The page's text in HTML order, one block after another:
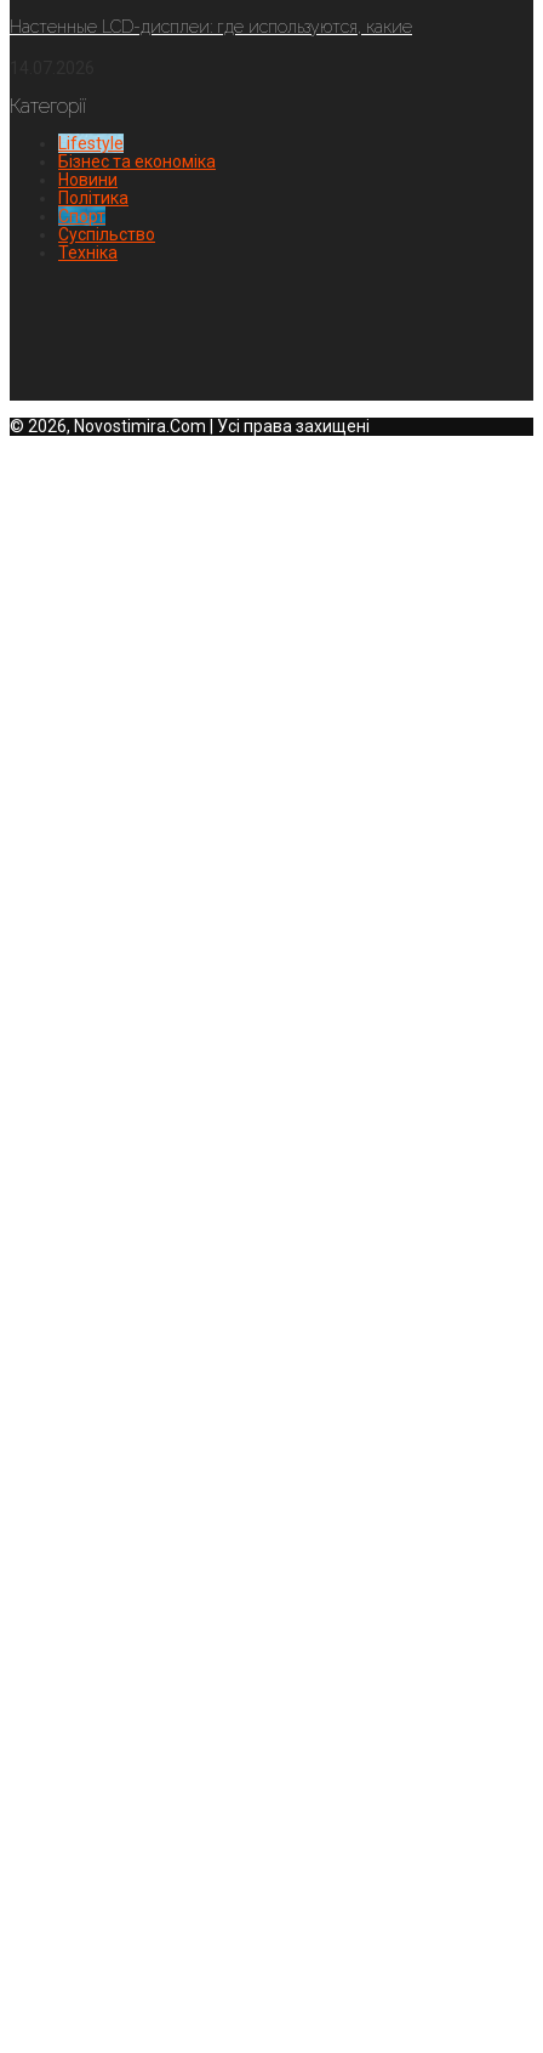
Настенные LCD-дисплеи: где используются, какие
Категорії
Lifestyle
Бізнес та економіка
Новини
Політика
Спорт
Суспільство
Техніка
© 2026, Novostimira.Com | Усі права захищені